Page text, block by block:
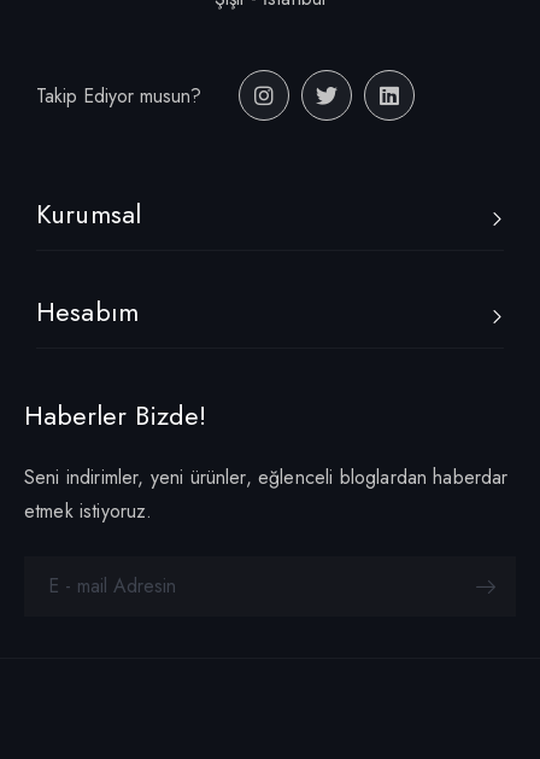
Takip Ediyor musun?
Kurumsal
Hesabım
Haberler Bizde!
Seni indirimler, yeni ürünler, eğlenceli bloglardan haberdar
etmek istiyoruz.